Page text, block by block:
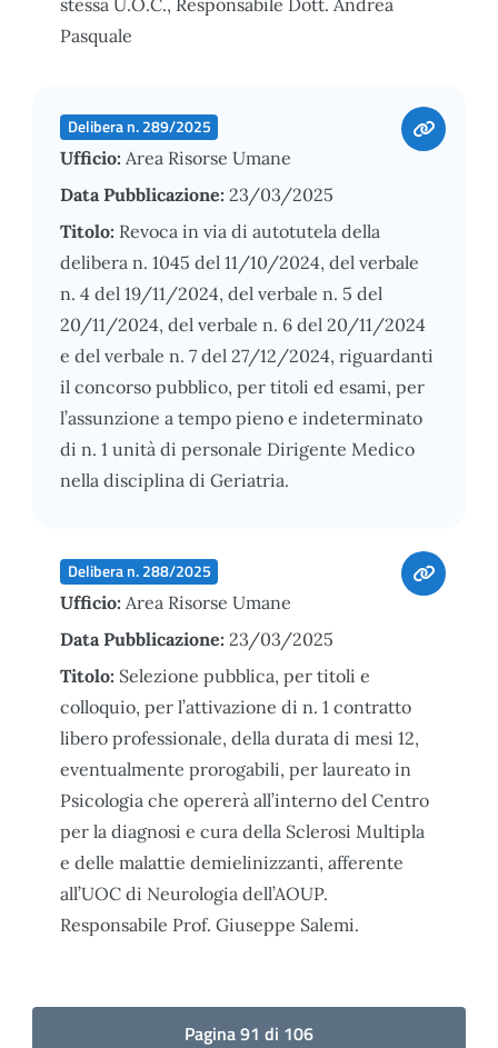
Pasquale
Delibera n. 289/2025
Ufficio: Area Risorse Umane
Data Pubblicazione: 23/03/2025
Titolo: Revoca in via di autotutela della
delibera n. 1045 del 11/10/2024, del verbale
n. 4 del 19/11/2024, del verbale n. 5 del
20/11/2024, del verbale n. 6 del 20/11/2024
e del verbale n. 7 del 27/12/2024, riguardanti
il concorso pubblico, per titoli ed esami, per
l’assunzione a tempo pieno e indeterminato
di n. 1 unità di personale Dirigente Medico
nella disciplina di Geriatria.
Delibera n. 288/2025
Ufficio: Area Risorse Umane
Data Pubblicazione: 23/03/2025
Titolo: Selezione pubblica, per titoli e
colloquio, per l’attivazione di n. 1 contratto
libero professionale, della durata di mesi 12,
eventualmente prorogabili, per laureato in
Psicologia che opererà all’interno del Centro
per la diagnosi e cura della Sclerosi Multipla
e delle malattie demielinizzanti, afferente
all’UOC di Neurologia dell’AOUP.
Responsabile Prof. Giuseppe Salemi.
Pagina 91 di 106